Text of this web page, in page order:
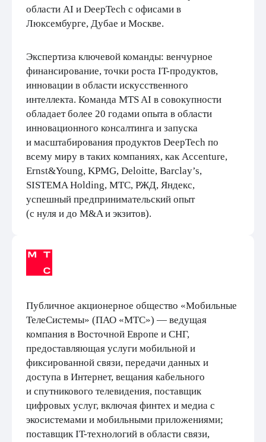
области AI и DeepTech с офисами в
Люксембурге, Дубае и Москве.
Экспертиза ключевой команды: венчурное
финансирование, точки роста IT-продуктов,
инновации в области искусственного
интеллекта. Команда MTS AI в совокупности
обладает более 20 годами опыта в области
инновационного консалтинга и запуска
и масштабирования продуктов DeepTech по
всему миру в таких компаниях, как Accenture,
Ernst&Young, KPMG, Deloitte, Barclay’s,
SISTEMA Holding, МТС, РЖД, Яндекс,
успешный предпринимательский опыт
(с нуля и до M&A и экзитов).
Публичное акционерное общество «Мобильные
ТелеСистемы» (ПАО «МТС») — ведущая
компания в Восточной Европе и СНГ,
предоставляющая услуги мобильной и
фиксированной связи, передачи данных и
доступа в Интернет, вещания кабельного
и спутникового телевидения, поставщик
цифровых услуг, включая финтех и медиа с
экосистемами и мобильными приложениями;
поставщик IT-технологий в области связи,